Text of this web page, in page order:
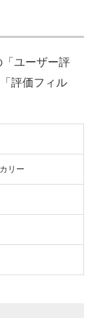
ユーザー評
評価フィル
リー